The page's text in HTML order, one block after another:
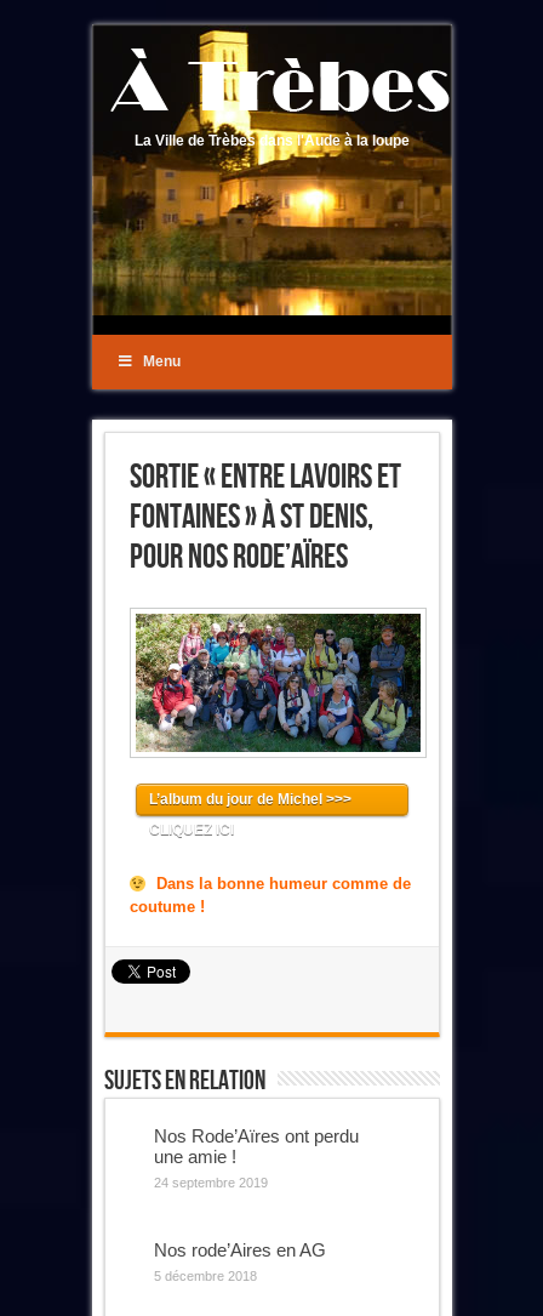
La Ville de Trèbes dans l'Aude à la loupe
Menu
Sortie « Entre Lavoirs Et
Fontaines » À St Denis,
Pour Nos Rode’Aïres
L’album du jour de Michel >>>
CLIQUEZ ICI
Dans la bonne humeur comme de
coutume !
Sujets En Relation
Nos Rode’Aïres ont perdu
une amie !
24 septembre 2019
Nos rode’Aires en AG
5 décembre 2018